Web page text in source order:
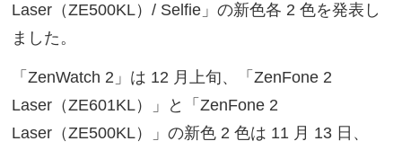
Laser（ZE500KL）/ Selfie」の新色各 2 色を発表し
ました。
「ZenWatch 2」は 12 月上旬、「ZenFone 2
Laser（ZE601KL）」と「ZenFone 2
Laser（ZE500KL）」の新色 2 色は 11 月 13 日、